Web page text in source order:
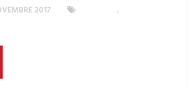
2017 ,